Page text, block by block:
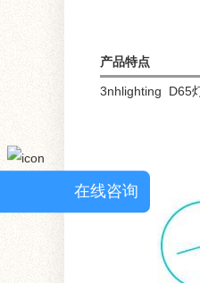
产品特点
3nhlighting D65
在线咨询